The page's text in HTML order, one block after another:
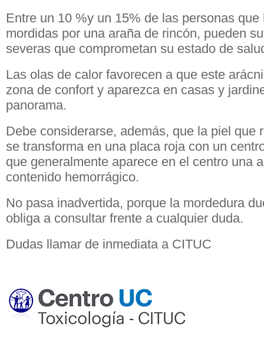
Entre un 10 %y un 15% de las personas que
mordidas por una araña de rincón, pueden
severas que comprometan su estado de
Las olas de calor favorecen a que este
zona de confort y aparezca en casas y
panorama.
Debe considerarse, además, que la piel que
se transforma en una placa roja con un
que generalmente aparece en el centro una
contenido hemorrágico.
No pasa inadvertida, porque la mordedura
obliga a consultar frente a cualquier duda.
Dudas llamar de inmediata a CITUC